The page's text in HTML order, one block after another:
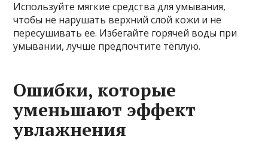
Используйте мягкие средства для умывания,
чтобы не нарушать верхний слой кожи и не
пересушивать ее. Избегайте горячей воды при
умывании, лучше предпочтите тёплую.
Ошибки, которые
уменьшают эффект
увлажнения